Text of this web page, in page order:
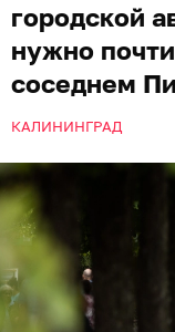
городской
нужно
соседнем
КАЛИНИНГРАД